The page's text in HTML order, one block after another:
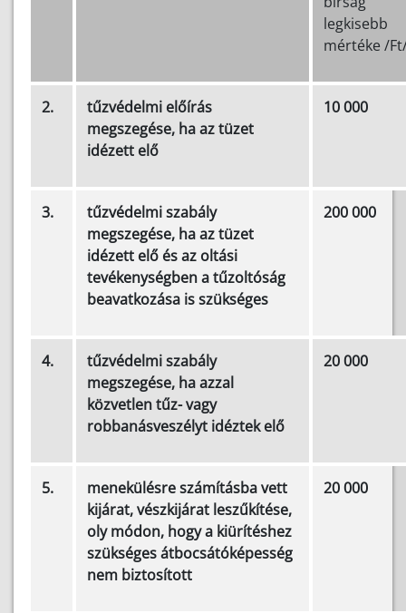
legkisebb
mértéke /
2.
tűzvédelmi előírás
megszegése, ha az tüzet
idézett elő
10 000
3.
tűzvédelmi szabály
megszegése, ha az tüzet
idézett elő és az oltási
tevékenységben a tűzoltóság
beavatkozása is szükséges
200 000
4.
tűzvédelmi szabály
megszegése, ha azzal
közvetlen tűz- vagy
robbanásveszélyt idéztek elő
20 000
5.
menekülésre számításba vett
kijárat, vészkijárat leszűkítése,
oly módon, hogy a kiürítéshez
szükséges átbocsátóképesség
nem biztosított
20 000